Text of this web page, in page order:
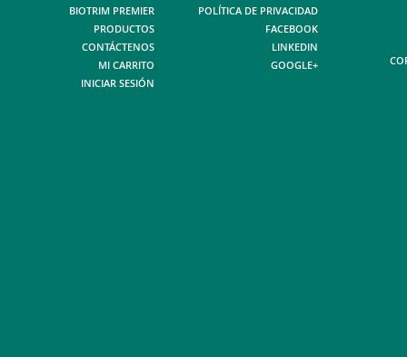
BIOTRIM PREMIER
PRODUCTOS
CONTÁCTENOS
MI CARRITO
INICIAR SESIÓN
POLÍTICA DE PRIVACIDAD
FACEBOOK
LINKEDIN
GOOGLE+